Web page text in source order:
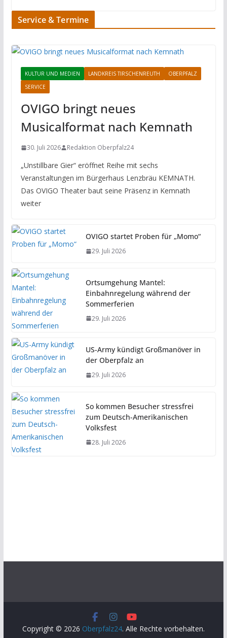
Service & Termine
KULTUR UND MEDIEN LANDKREIS TIRSCHENREUTH
OBERPFALZ
SERVICE
OVIGO bringt neues
Musicalformat nach Kemnath
30. Juli 2026 Redaktion Oberpfalz24
„Unstillbare Gier“ eröffnet Reihe mit sechs
Veranstaltungen im Bürgerhaus Lenzbräu KEMNATH.
Das OVIGO Theater baut seine Präsenz in Kemnath
weiter
OVIGO startet Proben für „Momo“
29. Juli 2026
Ortsumgehung Mantel:
Einbahnregelung während der
Sommerferien
29. Juli 2026
US-Army kündigt Großmanöver in
der Oberpfalz an
29. Juli 2026
So kommen Besucher stressfrei
zum Deutsch-Amerikanischen
Volksfest
28. Juli 2026
Copyright © 2026 Oberpfalz24. Alle Rechte vorbehalten.